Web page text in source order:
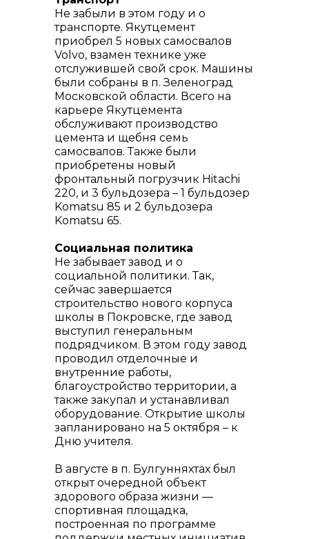
Не забыли в этом году и о
транспорте. Якутцемент
приобрел 5 новых самосвалов
Volvo, взамен технике уже
отслужившей свой срок. Машины
были собраны в п. Зеленоград
Московской области. Всего на
карьере Якутцемента
обслуживают производство
цемента и щебня семь
самосвалов. Также были
приобретены новый
фронтальный погрузчик Hitachi
220, и 3 бульдозера – 1 бульдозер
Komatsu 85 и 2 бульдозера
Komatsu 65.
Социальная политика
Не забывает завод и о
социальной политики. Так,
сейчас завершается
строительство нового корпуса
школы в Покровске, где завод
выступил генеральным
подрядчиком. В этом году завод
проводил отделочные и
внутренние работы,
благоустройство территории, а
также закупал и устанавливал
оборудование. Открытие школы
запланировано на 5 октября – к
Дню учителя.
В августе в п. Булгунняхтах был
открыт очередной объект
здорового образа жизни —
спортивная площадка,
построенная по программе